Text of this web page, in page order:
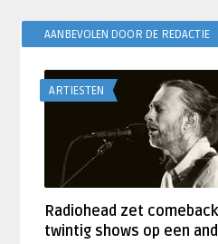
AANBEVOLEN DOOR DE REDACTIE
ARTIESTEN
Radiohead zet
twintig shows op een